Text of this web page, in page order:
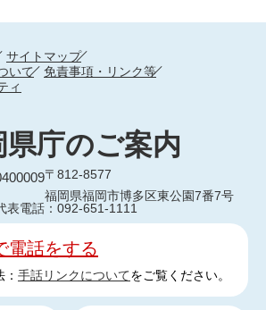
サイトマップ
いて
免責事項・リンク等
ィ
県庁のご案内
〒812-8577
福岡県福岡市博多区東公園7番7号
表電話：092-651-1111
電話をする
手話リンクについてをご覧ください。